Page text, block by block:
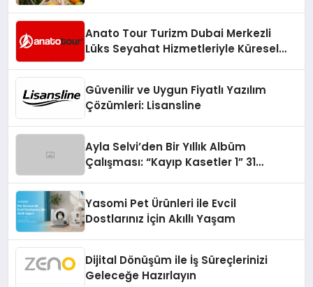
Anato Tour Turizm Dubai Merkezli
Lüks Seyahat Hizmetleriyle Küresel
Güvenilir ve Uygun Fiyatlı Yazılım
Çözümleri: Lisansline
Ayla Selvi’den Bir Yıllık Albüm
Çalışması: “Kayıp Kasetler 1” 31
Yasomi Pet Ürünleri ile Evcil
Dostlarınız İçin Akıllı Yaşam
Dijital Dönüşüm ile İş Süreçlerinizi
Geleceğe Hazırlayın